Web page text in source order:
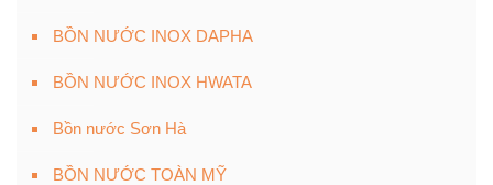
BỒN NƯỚC INOX DAPHA
BỒN NƯỚC INOX HWATA
Bồn nước Sơn Hà
BỒN NƯỚC TOÀN MỸ